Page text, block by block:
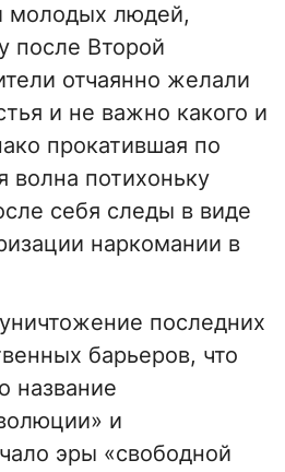
молодых людей,
после Второй
отчаянно желали
и не важно какого и
прокатившая по
волна потихоньку
себя следы в виде
наркомании в
последних
барьеров, что
название
и
эры «свободной